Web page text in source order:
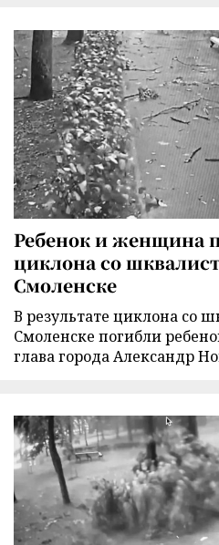
Ребенок и женщина
циклона со
Смоленске
В результате циклона со
Смоленске погибли
глава города Александр